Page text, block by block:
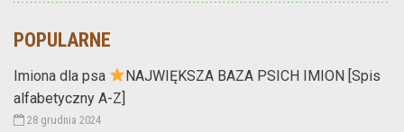
POPULARNE
Imiona dla psa
NAJWIĘKSZA BAZA PSICH IMION [Spis
alfabetyczny A-Z]
28 grudnia 2024